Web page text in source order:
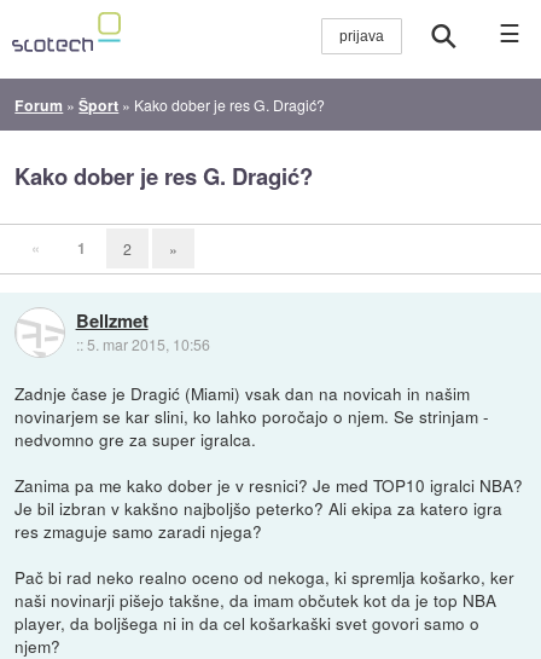
☰
Forum »Šport » Kako dober je res G. Dragić?
Kako dober je res G. Dragić?
« 1 2 »
Bellzmet
:: 5. mar 2015, 10:56
Zadnje čase je Dragić (Miami) vsak dan na novicah in našim
novinarjem se kar slini, ko lahko poročajo o njem. Se strinjam -
nedvomno gre za super igralca.
Zanima pa me kako dober je v resnici? Je med TOP10 igralci NBA?
Je bil izbran v kakšno najboljšo peterko? Ali ekipa za katero igra
res zmaguje samo zaradi njega?
Pač bi rad neko realno oceno od nekoga, ki spremlja košarko, ker
naši novinarji pišejo takšne, da imam občutek kot da je top NBA
player, da boljšega ni in da cel košarkaški svet govori samo o
njem?